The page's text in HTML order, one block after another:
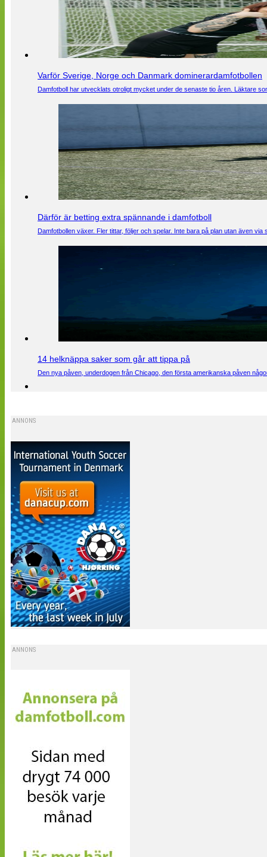
Varför Sverige, Norge och Danmark dominerardamfotbollen
Damfotboll har utvecklats otroligt mycket under de senaste tio åren. Läktare
Därför är betting extra spännande i damfotboll
Damfotbollen växer. Fler tittar, följer och spelar. Inte bara på plan utan även
14 helknäppa saker som går att tippa på
Den nya påven, underdogen från Chicago, den första amerikanska påven
ANNONS
ANNONS